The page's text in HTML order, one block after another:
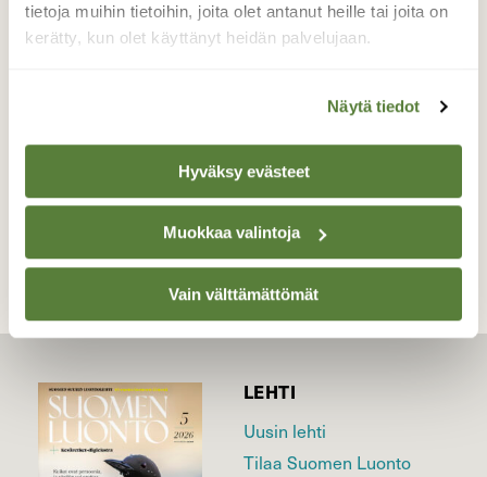
tietoja muihin tietoihin, joita olet antanut heille tai joita on
kerätty, kun olet käyttänyt heidän palvelujaan.
Näytä tiedot
Hyväksy evästeet
Muokkaa valintoja
Vain välttämättömät
Peilityyni meri, utua ja usvaa, tältä näytti
aamu Ruissalossa 18.6.2024 Klo:03.58
Valokuvaaja: Juhani Peltonen, Turku 18.6.2024
LEHTI
Uusin lehti
Tilaa Suomen Luonto